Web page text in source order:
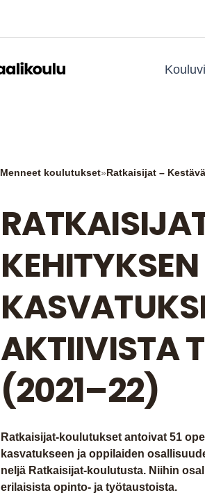
Menneet koulutukset»Ratkaisijat –
KEHITYKSEN
AKTIIVISTA
(2021–22)
Ratkaisijat-koulutukset antoivat 51
kasvatukseen ja oppilaiden
neljä Ratkaisijat-koulutusta. Niihin
erilaisista opinto- ja työtaustoista.